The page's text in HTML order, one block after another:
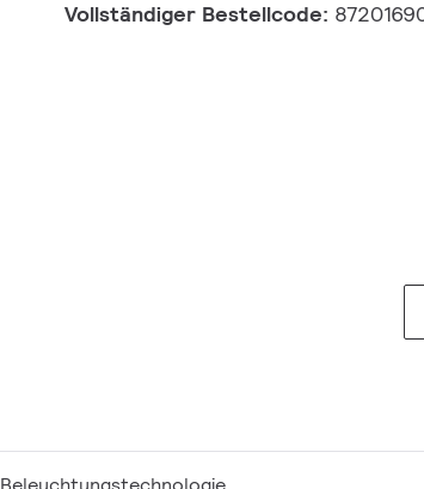
Vollständiger Bestellcode: